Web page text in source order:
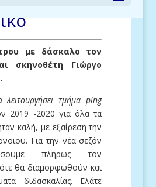
με δάσκαλο τον
σκηνοθέτη Γιώργο
λειτουργήσει τμήμα ping
2019 -2020 για όλα τα
καλή, με εξαίρεση την
Για την νέα σεζόν
πλήρως τον
θα διαμορφωθούν και
διδασκαλίας. Ελάτε